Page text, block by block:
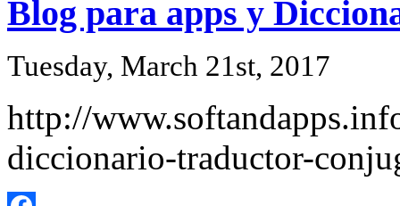
Blog para apps y
Tuesday, March 21st, 2017
http://
diccionario-traductor-